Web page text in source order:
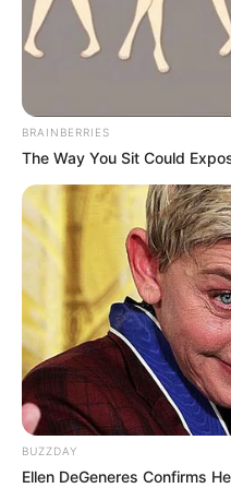
Zooparks und Tierparks
Oberpfalz, Schirmitz,
Für ganz Bayern
parks
vorgestellt.
Hier geht es zu
Sehenswürdigkeiten
falzund in der
lzer Wald.
Kostenlose Reiseführer
BRAINBERRIES
The Way You Sit Could
BUZZDAY
Ellen DeGeneres Confirms